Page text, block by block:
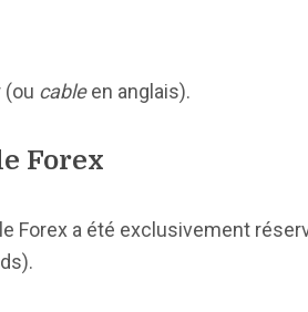
(ou cableen anglais).
Forex
Forex a été exclusivement